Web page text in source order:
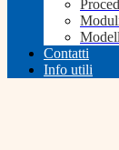
Contatti
Info utili